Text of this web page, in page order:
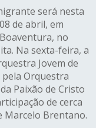
será nesta
de abril, em
no
Na sexta-feira, a
Jovem de
pela Orquestra
Paixão de Cristo
de cerca
Marcelo Brentano.